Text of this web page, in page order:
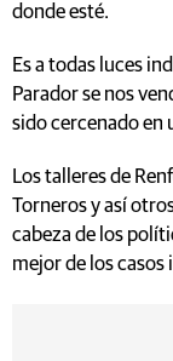
donde esté.
Es a todas luces
Parador se nos
sido cercenado en
Los talleres de
Torneros y así
cabeza de los
mejor de los casos